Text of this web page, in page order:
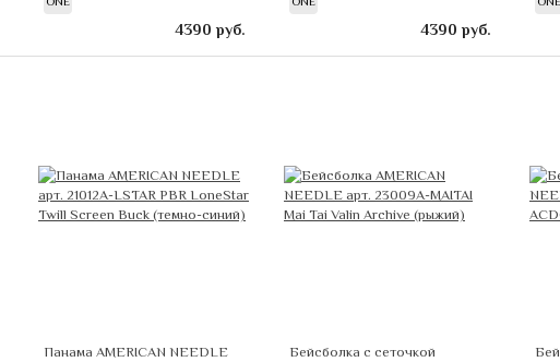
4390 руб. 4390 руб.
Панама AMERICAN NEEDLE
Бейсболка с сеточкой